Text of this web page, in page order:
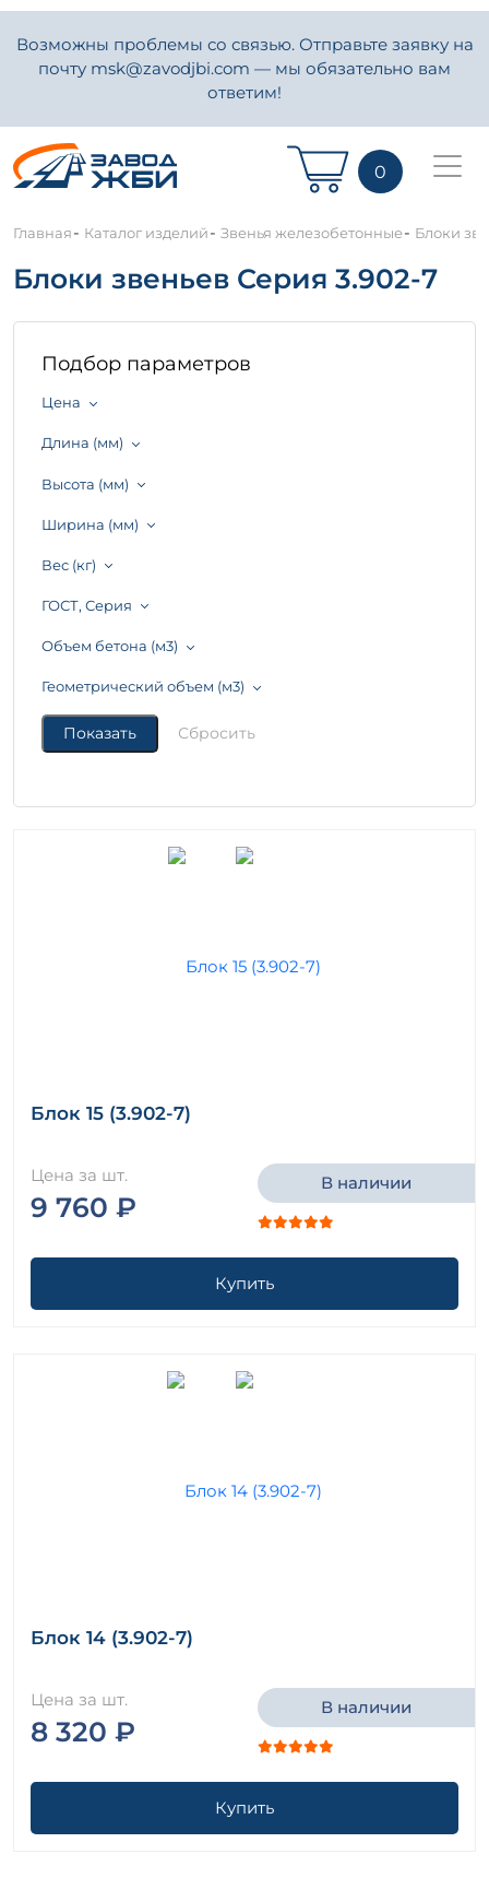
Возможны проблемы со связью. Отправьте заявку на
почту msk@zavodjbi.com — мы обязательно вам
ответим!
0
Главная- Каталог изделий- Звенья железобетонные- Блоки
Блоки звеньев Серия 3.902-7
Подбор параметров
Цена
Длина (мм)
Высота (мм)
Ширина (мм)
Вес (кг)
ГОСТ, Серия
Объем бетона (м3)
Геометрический объем (м3)
Блок 15 (3.902-7)
Цена за шт.
9 760 ₽
В наличии
Купить
Блок 14 (3.902-7)
Цена за шт.
8 320 ₽
В наличии
Купить